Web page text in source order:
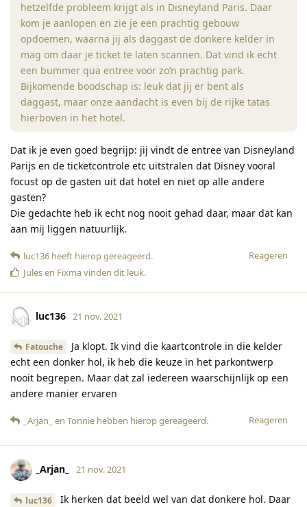
hetzelfde probleem krijgt als in Disneyland Paris. Daar
kom je aanlopen en zie je een prachtig gebouw
opdoemen, waarna jij als daggast de donkere kelder in
mag om daar je ticket te laten scannen. Dat vind ik echt
een bummer qua entree voor zo’n prachtig park.
Bijkomende boodschap is: leuk dat jij er bent als
daggast, maar onze aandacht is even bij de rijke tatas
hierboven in het hotel.
Dat ik je even goed begrijp: jij vindt de entree van Disneyland
Parijs en de ticketcontrole etc uitstralen dat Disney vooral
focust op de gasten uit dat hotel en niet op alle andere
gasten?
Die gedachte heb ik echt nog nooit gehad daar, maar dat kan
aan mij liggen natuurlijk.
Reageren
luc136 heeft hierop gereageerd.
Julesen Fixmavinden dit leuk.
luc136 21 nov. 2021
Fatouche
Ja klopt. Ik vind die kaartcontrole in die kelder
echt een donker hol, ik heb die keuze in het parkontwerp
nooit begrepen. Maar dat zal iedereen waarschijnlijk op een
andere manier ervaren
Reageren
_Arjan_ en Tonnie hebben hierop gereageerd.
_Arjan_ 21 nov. 2021
luc136
Ik herken dat beeld wel van dat donkere hol. Daar